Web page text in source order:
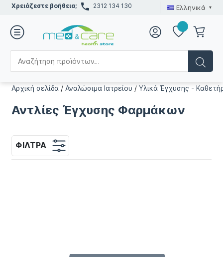
Χρειάζεστε βοήθεια; 2312 134 130 Ελληνικά
Αρχική σελίδα /Αναλώσιμα Ιατρείου /Υλικά Έγχυσης -
Αντλίες Έγχυσης Φαρμάκων
ΦΊΛΤΡΑ